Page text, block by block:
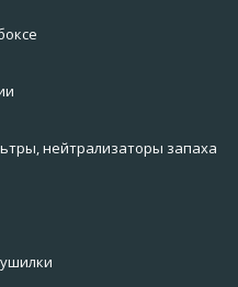
нейтрализаторы запаха